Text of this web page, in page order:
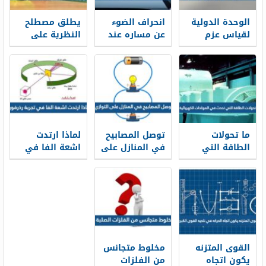
الوحدة الدولية
لقياس عزم
القوة هي
انحراف الضوء
عن مساره عند
انتقاله بين
وسطين
شفافين
مختلفين يسمى
يطلق مصطلح
النظرية على
التفسير الذي
تدعمه بقوة
نتائج التجارب
العملية
ما تحولات
الطاقة التي
تحدث في
المولدات
الكهربائية ؟
توصل المصابيح
في المنازل على
التوازي
لماذا ارتدت
اشعة الفا في
تجربة رذرفورد
القوى المتزنه
يكون اتجاه
مخلوط متجانس
من الفلزات